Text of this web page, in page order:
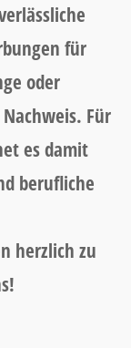
für
oder
Für
es damit
berufliche
herzlich zu